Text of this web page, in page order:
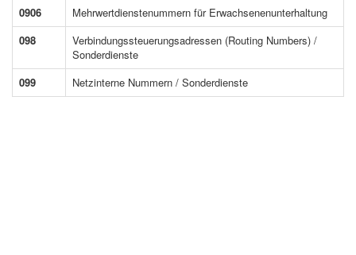
0906
Mehrwertdienstenummern für Erwachsenenunterhaltung
098
Verbindungssteuerungsadressen (Routing Numbers) /
Sonderdienste
099
Netzinterne Nummern / Sonderdienste